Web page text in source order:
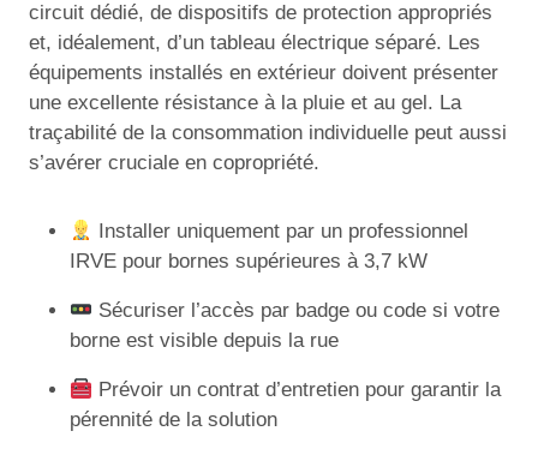
circuit dédié, de dispositifs de protection appropriés
et, idéalement, d’un tableau électrique séparé. Les
équipements installés en extérieur doivent présenter
une excellente résistance à la pluie et au gel. La
traçabilité de la consommation individuelle peut aussi
s’avérer cruciale en copropriété.
Installer uniquement par un professionnel
IRVE pour bornes supérieures à 3,7 kW
Sécuriser l’accès par badge ou code si votre
borne est visible depuis la rue
Prévoir un contrat d’entretien pour garantir la
pérennité de la solution